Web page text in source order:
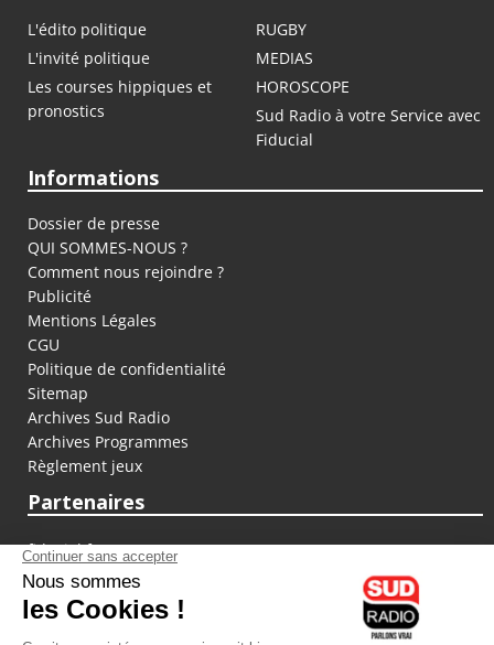
L'édito politique
RUGBY
L'invité politique
MEDIAS
Les courses hippiques et
pronostics
HOROSCOPE
Sud Radio à votre Service avec
Fiducial
Informations
Dossier de presse
QUI SOMMES-NOUS ?
Comment nous rejoindre ?
Publicité
Mentions Légales
CGU
Politique de confidentialité
Sitemap
Archives Sud Radio
Archives Programmes
Règlement jeux
Partenaires
fiducial.fr
lyoncapitale.fr
olympique-et-lyonnais.com